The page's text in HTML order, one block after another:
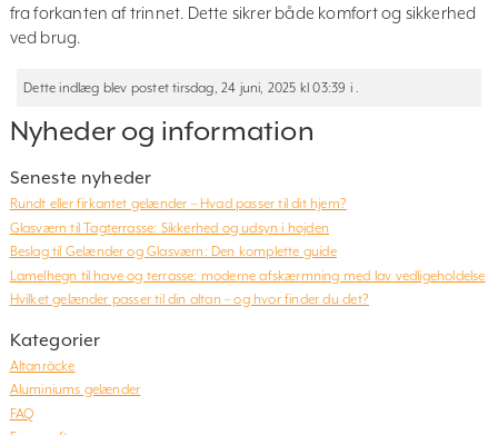
fra forkanten af trinnet. Dette sikrer både komfort og sikkerhed
ved brug.
Dette indlæg blev postet tirsdag, 24 juni, 2025 kl 03:39 i .
Nyheder og information
Seneste nyheder
Rundt eller firkantet gelænder – Hvad passer til dit hjem?
Glasværn til Tagterrasse: Sikkerhed og udsyn i højden
Beslag til Gelænder og Glasværn: Den komplette guide
Lamelhegn til have og terrasse: moderne afskærmning med lav vedligeholdelse
Hvilket gelænder passer til din altan – og hvor finder du det?
Kategorier
Altanräcke
Aluminiums gelænder
FAQ